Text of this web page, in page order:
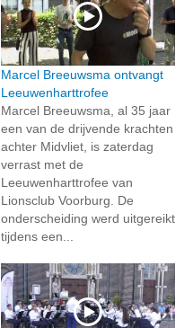
Marcel Breeuwsma ontvangt
Leeuwenharttrofee
Marcel Breeuwsma, al 35 jaar
een van de drijvende krachten
achter Midvliet, is zaterdag
verrast met de
Leeuwenharttrofee van
Lionsclub Voorburg. De
onderscheiding werd uitgereikt
tijdens een...